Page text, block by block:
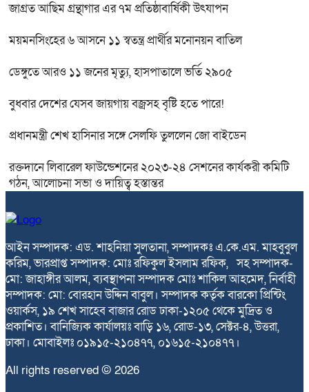
জাগ্রত আছিম গ্রন্থাগার এর ৭ম প্রতিষ্ঠাবার্ষিকী উৎযাপন
ময়মনসিংহের ৬ আসনে ১১ স্বতন্ত্র প্রার্থীর মনোনয়ন বাতিল
ডেঙ্গুতে আরও ১১ জনের মৃত্যু, হাসপাতালে ভর্তি ২৯০৫
বুধবার দেশের যেসব জায়গায় বজ্রসহ বৃষ্টি হতে পারে!
প্রধানমন্ত্রী শেখ হাসিনার সঙ্গে সেলফি তুললেন জো বাইডেন
রক্তদানে লিবারেল ফাউন্ডেশনের ২০২৩-২৪ সেশনের কার্যকরী কমিটি
গঠন, আলোচনা সভা ও দায়িত্ব হস্তান্তর
আইন সম্পাদক: এড. শাহনিয়া সুলতানা, সম্পাদকঃ এ.কে.এম. মাহবুবুল
করিম, ভারপ্রাপ্ত সম্পাদক: মোঃ রফিকুল ইসলাম রফিক, সহ সম্পাদক-
মো: জাহাঙ্গীর আলম, ব্যবস্থাপনা সম্পাদক মোঃ শাকিল আহমেদ, নির্বাহী
সম্পাদক: মো: বোরহান উদ্দিন বাবুল। সম্পাদক কর্তৃক বারকো প্রিন্টিং
ওয়ার্কস, ১৯ শেখ সাহেব বাজার রোড ঢাকা-১২০৫ থেকে মুদ্রিত ও
প্রকাশিত। বানিজ্যিক কার্যালয়ঃ বাড়ি ১৬, রোড-১৩, সেক্টর-৪, উত্তরা,
ঢাকা। মোবাইলঃ ০১৯১৫-২১০৪৭৭, ০১৬১৫-২১০৪৭৭।
All rights reserved © 2026